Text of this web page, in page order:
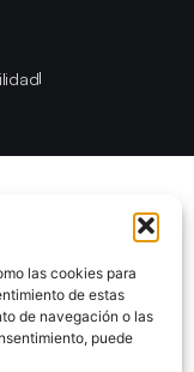
las cookies para
de estas
de navegación o las
puede